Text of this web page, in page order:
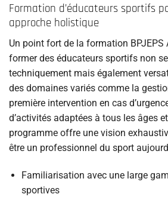
Formation d’éducateurs sportifs
approche holistique
Un point fort de la formation BPJEPS
former des éducateurs sportifs non
techniquement mais également
des domaines variés comme la
première intervention en cas
d’activités adaptées à tous les âges
programme offre une vision
être un professionnel du sport
Familiarisation avec une large
sportives